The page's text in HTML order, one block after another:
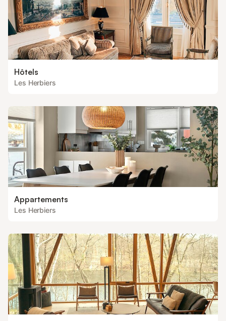
Hôtels
Les Herbiers
Appartements
Les Herbiers